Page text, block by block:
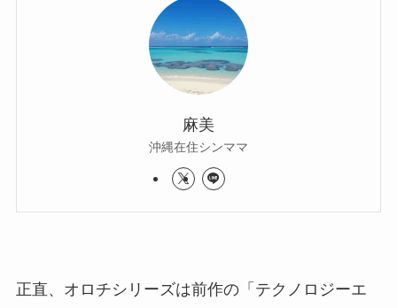
麻美
沖縄在住シンママ
正直、オロチシリーズは前作の「テクノロジーエ